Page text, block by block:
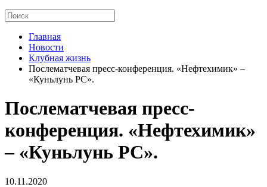
Главная
Новости
Клубная жизнь
Послематчевая пресс-конференция. «Нефтехимик» –
«Куньлунь РС».
Послематчевая пресс-
конференция. «Нефтехимик»
– «Куньлунь РС».
10.11.2020